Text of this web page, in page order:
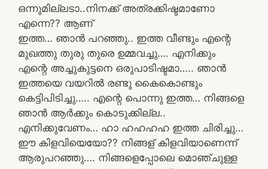
ഒന്നുമില്ലടാ..നിനക്ക് അത്രക്കിഷ്ടമാണോ
എന്നെ?? ആണ്
ഇത്ത… ഞാൻ പറഞ്ഞു.. ഇത്ത വീണ്ടും എന്റെ
മുഖത്തു തുരു തുരെ ഉമ്മവച്ചു…. എനിക്കും
എന്റെ അച്ചുകുട്ടനെ ഒരുപാടിഷ്ടമാ….. ഞാൻ
ഇത്തയെ വയറിൽ രണ്ടു കൈകൊണ്ടും
കെട്ടിപിടിച്ചു….. എന്റെ പൊന്നു ഇത്ത… നിങ്ങളെ
ഞാൻ ആർക്കും കൊടുക്കില്ല..
എനിക്കുവേണം… ഹാ ഹഹഹഹ ഇത്ത ചിരിച്ചു…
ഈ കിളവിയെയോ?? നിങ്ങള് കിളവിയാണെന്ന്
ആരുപറഞ്ഞു…. നിങ്ങളെപ്പോലെ മൊഞ്ചുള്ള